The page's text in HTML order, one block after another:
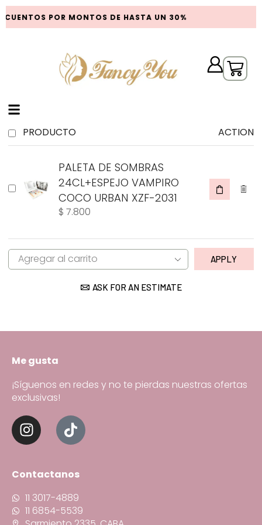
POR MONTOS DE HASTA UN 30%
PRODUCTO ACTION
PALETA DE SOMBRAS
24CL+ESPEJO VAMPIRO
COCO URBAN XZF-2031
$ 7.800
APPLY
ASK FOR AN ESTIMATE
Me gusta
¡Síguenos en redes y no te pierdas nuestras ofertas
exclusivas!
Contactanos
11 3017-4889
11 6854-5539